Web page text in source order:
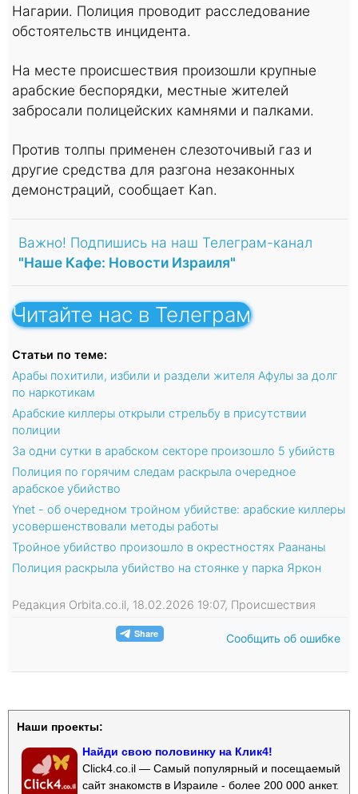
Нагарии. Полиция проводит расследование
обстоятельств инцидента.
На месте происшествия произошли крупные
арабские беспорядки, местные жителей
забросали полицейских камнями и палками.
Против толпы применен слезоточивый газ и
другие средства для разгона незаконных
демонстраций, сообщает Kan.
Важно! Подпишись на наш Телеграм-канал
"Наше Кафе: Новости Израиля"
Читайте нас в Телеграм
Статьи по теме:
Арабы похитили, избили и раздели жителя Афулы за долг
по наркотикам
Арабские киллеры открыли стрельбу в присутствии
полиции
За одни сутки в арабском секторе произошло 5 убийств
Полиция по горячим следам раскрыла очередное
арабское убийство
Ynet - об очередном тройном убийстве: арабские киллеры
усовершенствовали методы работы
Тройное убийство произошло в окрестностях Раананы
Полиция раскрыла убийство на стоянке у парка Яркон
Редакция Orbita.co.il, 18.02.2026 19:07, Происшествия
Сообщить об ошибке
Наши проекты:
Найди свою половинку на Клик4!
Click4.co.il — Самый популярный и посещаемый
сайт знакомств в Израиле - более 200 000 анкет.